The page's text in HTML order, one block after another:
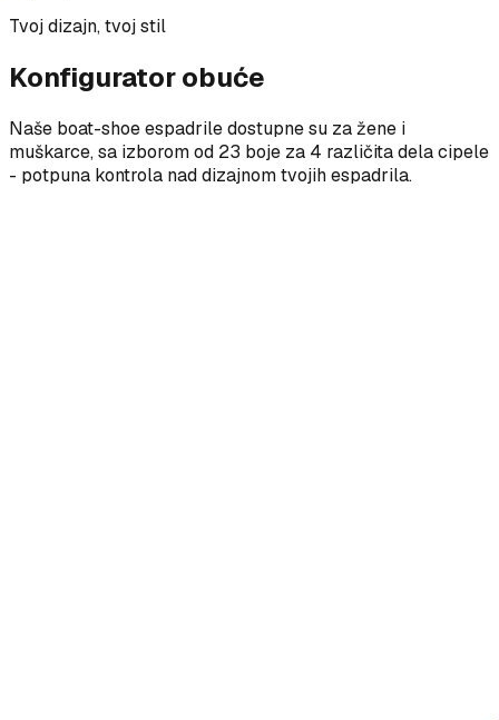
Tvoj dizajn, tvoj stil
Konfigurator obuće
Naše boat-shoe espadrile dostupne su za žene i
muškarce, sa izborom od 23 boje za 4 različita dela cipele
- potpuna kontrola nad dizajnom tvojih espadrila.